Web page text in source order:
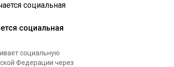
социальная
социальную
Федерации через